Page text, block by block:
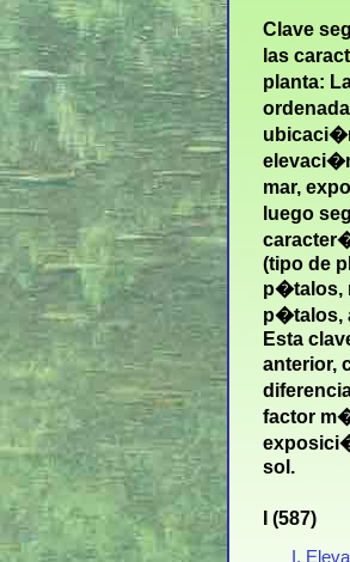
Clave
las
planta:
mar,
luego
(tipo de
p�talos,
p�talos,
Esta
anterior,
factor
sol.
I (587)
I,